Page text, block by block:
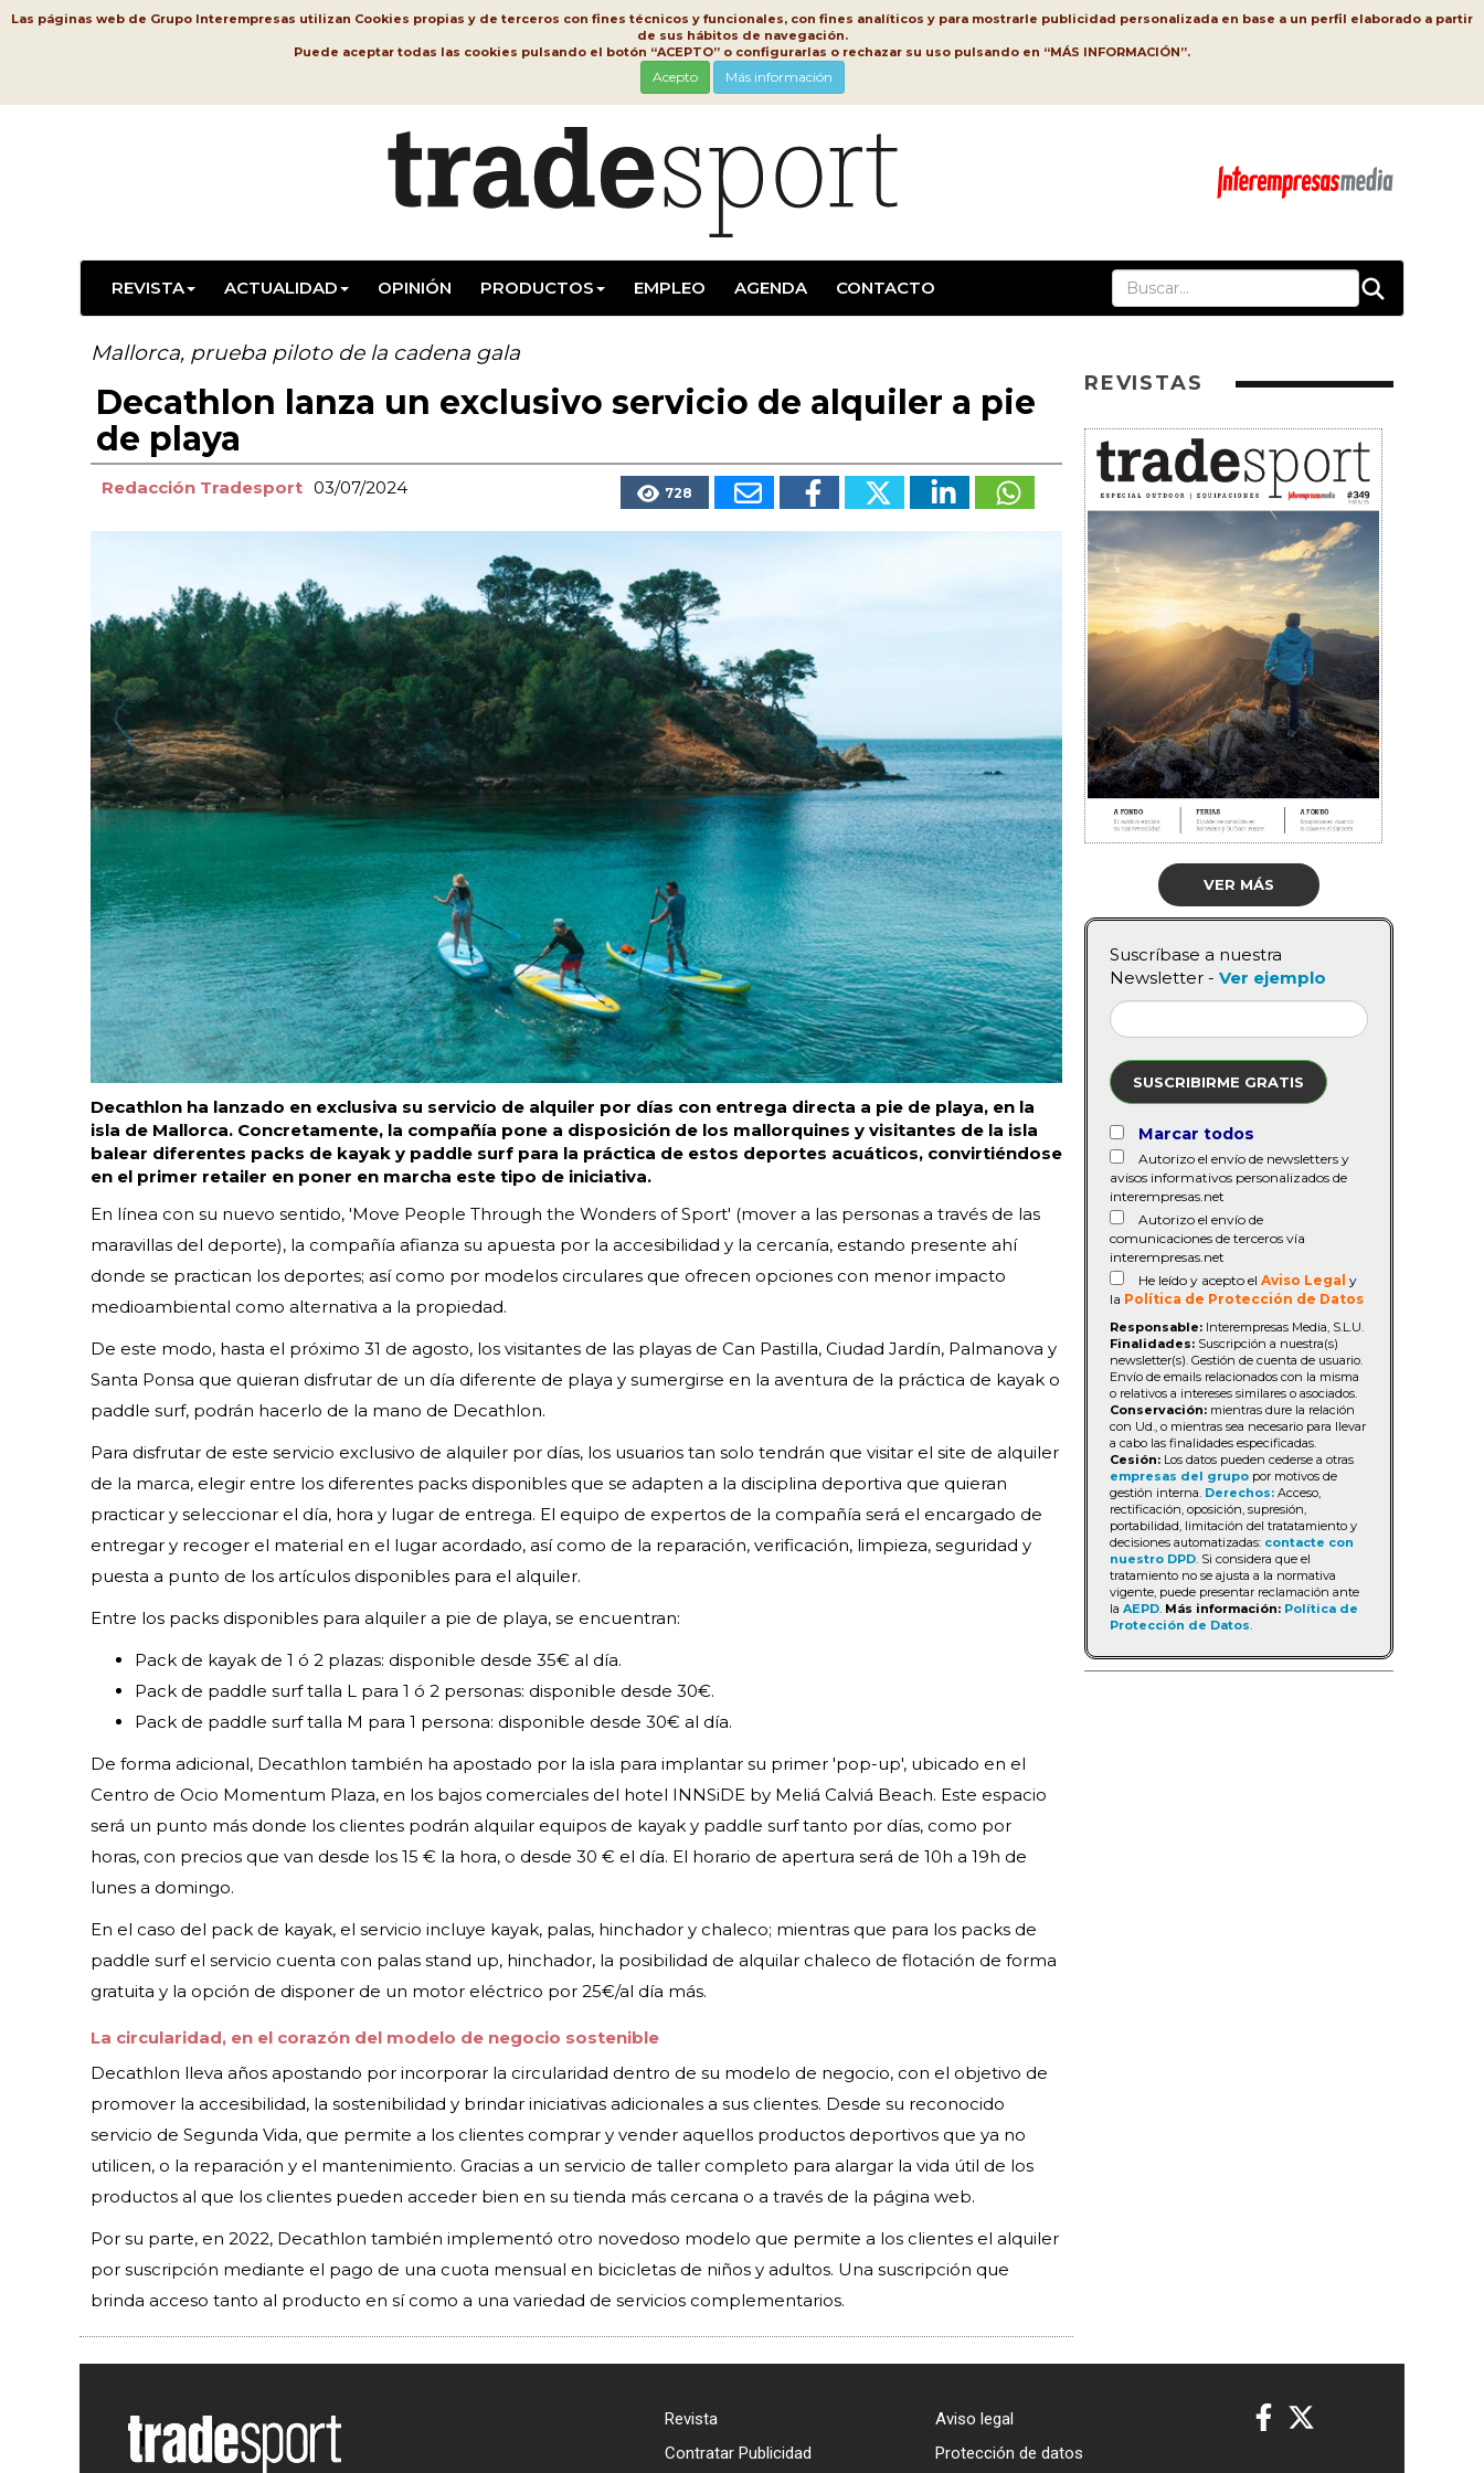
Las páginas web de Grupo Interempresas utilizan Cookies propias y de terceros con fines técnicos y funcionales, con fines analíticos y para mostrarle publicidad personalizada en base a un perfil elaborado a partir
de sus hábitos de navegación.
Puede aceptar todas las cookies pulsando el botón “ACEPTO” o configurarlas o rechazar su uso pulsando en “MÁS INFORMACIÓN”.
Acepto Más información
REVISTA ACTUALIDAD OPINIÓN PRODUCTOS EMPLEO AGENDA CONTACTO
Mallorca, prueba piloto de la cadena gala
Decathlon lanza un exclusivo servicio de alquiler a pie
de playa
Redacción Tradesport 03/07/2024 728
Decathlon ha lanzado en exclusiva su servicio de alquiler por días con entrega directa a pie de playa, en la
isla de Mallorca. Concretamente, la compañía pone a disposición de los mallorquines y visitantes de la isla
balear diferentes packs de kayak y paddle surf para la práctica de estos deportes acuáticos, convirtiéndose
en el primer retailer en poner en marcha este tipo de iniciativa.
En línea con su nuevo sentido, 'Move People Through the Wonders of Sport' (mover a las personas a través de las
maravillas del deporte), la compañía afianza su apuesta por la accesibilidad y la cercanía, estando presente ahí
donde se practican los deportes; así como por modelos circulares que ofrecen opciones con menor impacto
medioambiental como alternativa a la propiedad.
De este modo, hasta el próximo 31 de agosto, los visitantes de las playas de Can Pastilla, Ciudad Jardín, Palmanova y
Santa Ponsa que quieran disfrutar de un día diferente de playa y sumergirse en la aventura de la práctica de kayak o
paddle surf, podrán hacerlo de la mano de Decathlon.
Para disfrutar de este servicio exclusivo de alquiler por días, los usuarios tan solo tendrán que visitar el site de alquiler
de la marca, elegir entre los diferentes packs disponibles que se adapten a la disciplina deportiva que quieran
practicar y seleccionar el día, hora y lugar de entrega. El equipo de expertos de la compañía será el encargado de
entregar y recoger el material en el lugar acordado, así como de la reparación, verificación, limpieza, seguridad y
puesta a punto de los artículos disponibles para el alquiler.
Entre los packs disponibles para alquiler a pie de playa, se encuentran:
Pack de kayak de 1 ó 2 plazas: disponible desde 35€ al día.
Pack de paddle surf talla L para 1 ó 2 personas: disponible desde 30€.
Pack de paddle surf talla M para 1 persona: disponible desde 30€ al día.
De forma adicional, Decathlon también ha apostado por la isla para implantar su primer 'pop-up', ubicado en el
Centro de Ocio Momentum Plaza, en los bajos comerciales del hotel INNSiDE by Meliá Calviá Beach. Este espacio
será un punto más donde los clientes podrán alquilar equipos de kayak y paddle surf tanto por días, como por
horas, con precios que van desde los 15 € la hora, o desde 30 € el día. El horario de apertura será de 10h a 19h de
lunes a domingo.
En el caso del pack de kayak, el servicio incluye kayak, palas, hinchador y chaleco; mientras que para los packs de
paddle surf el servicio cuenta con palas stand up, hinchador, la posibilidad de alquilar chaleco de flotación de forma
gratuita y la opción de disponer de un motor eléctrico por 25€/al día más.
La circularidad, en el corazón del modelo de negocio sostenible
Decathlon lleva años apostando por incorporar la circularidad dentro de su modelo de negocio, con el objetivo de
promover la accesibilidad, la sostenibilidad y brindar iniciativas adicionales a sus clientes. Desde su reconocido
servicio de Segunda Vida, que permite a los clientes comprar y vender aquellos productos deportivos que ya no
utilicen, o la reparación y el mantenimiento. Gracias a un servicio de taller completo para alargar la vida útil de los
productos al que los clientes pueden acceder bien en su tienda más cercana o a través de la página web.
Por su parte, en 2022, Decathlon también implementó otro novedoso modelo que permite a los clientes el alquiler
por suscripción mediante el pago de una cuota mensual en bicicletas de niños y adultos. Una suscripción que
brinda acceso tanto al producto en sí como a una variedad de servicios complementarios.
REVISTAS
VER MÁS
Suscríbase a nuestra
Newsletter - Ver ejemplo
SUSCRIBIRME GRATIS
Marcar todos
Autorizo el envío de newsletters y
avisos informativos personalizados de
interempresas.net
Autorizo el envío de
comunicaciones de terceros vía
interempresas.net
He leído y acepto el Aviso Legal y
la Política de Protección de Datos
Responsable: Interempresas Media, S.L.U.
Finalidades: Suscripción a nuestra(s)
newsletter(s). Gestión de cuenta de usuario.
Envío de emails relacionados con la misma
o relativos a intereses similares o asociados.
Conservación: mientras dure la relación
con Ud., o mientras sea necesario para llevar
a cabo las finalidades especificadas.
Cesión: Los datos pueden cederse a otras
empresas del grupo por motivos de
gestión interna. Derechos: Acceso,
rectificación, oposición, supresión,
portabilidad, limitación del tratatamiento y
decisiones automatizadas: contacte con
nuestro DPD. Si considera que el
tratamiento no se ajusta a la normativa
vigente, puede presentar reclamación ante
la AEPD. Más información: Política de
Protección de Datos.
Revista
Contratar Publicidad
Aviso legal
Protección de datos